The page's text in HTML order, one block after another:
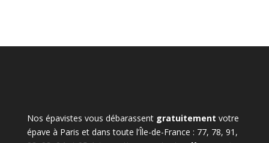
Nos épavistes vous débarassent gratuitement votre
épave à Paris et dans toute l’Île-de-France : 77, 78, 91,